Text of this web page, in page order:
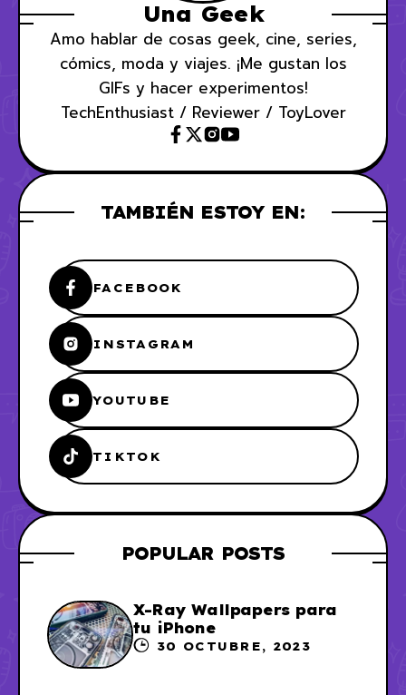
Una Geek
Amo hablar de cosas geek, cine, series,
cómics, moda y viajes. ¡Me gustan los
GIFs y hacer experimentos!
TechEnthusiast / Reviewer / ToyLover
TAMBIÉN ESTOY EN:
FACEBOOK
INSTAGRAM
YOUTUBE
TIKTOK
POPULAR POSTS
X-Ray Wallpapers para
tu iPhone
30 OCTUBRE, 2023